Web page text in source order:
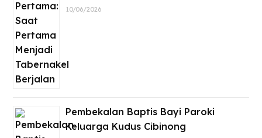
10/06/2026
Pembekalan Baptis Bayi Paroki
Keluarga Kudus Cibinong